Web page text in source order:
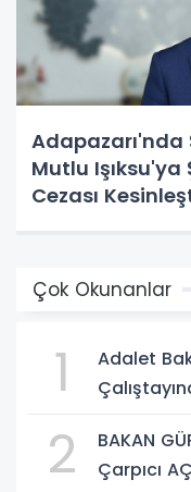
Adapazarı'nda
Mutlu
Cezası
Çok Okunanlar
1
Adalet
2
BAKAN
Çarpıcı